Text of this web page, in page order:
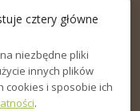
cztery główne
niezbędne pliki
innych plików
cookies i sposobie ich
.